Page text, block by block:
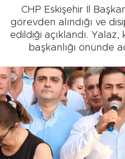
CHP Eskişehir İl
görevden alındığı ve
edildiği açıklandı. Yalaz,
başkanlığı önünde
Spor
Sağlık
Kültür Sanat
Tarihçe
Resmi İlanlar
Söyleşi
Tüm Manşetler
Son Dakika Haberleri
Haber Arşivi